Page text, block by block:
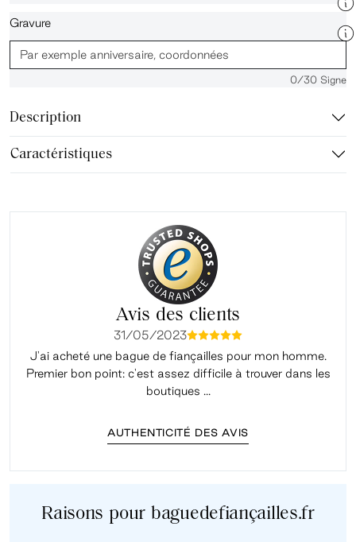
Gravure
0/30 Signe
Description
Caractéristiques
Avis des clients
31/05/2023mmmmm
J'ai acheté une bague de fiançailles pour mon homme.
Premier bon point: c'est assez difficile à trouver dans les
boutiques ...
AUTHENTICITÉ DES AVIS
Raisons pour baguedefiançailles.fr